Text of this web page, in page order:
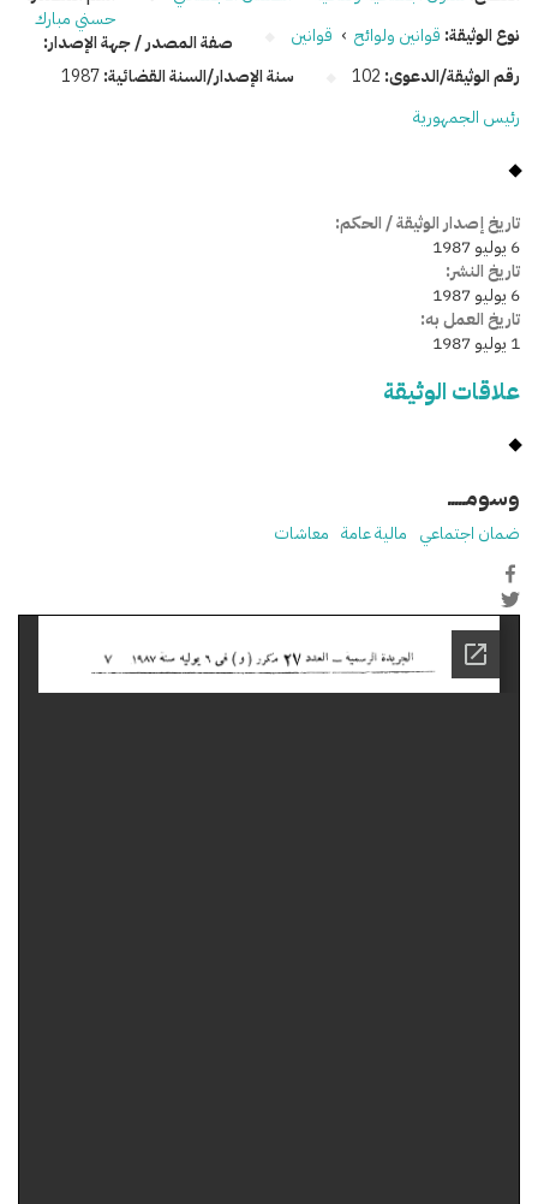
نوع الوثيقة: قوانين ولوائح › قوانين
رقم الوثيقة/الدعوى: 102 سنة الإصدار/السنة القضائية:1987
حسني مبارك
صفة المصدر / جهة الإصدار:
رئيس الجمهورية
تاريخ إصدار الوثيقة / الحكم:
6 يوليو 1987
تاريخ النشر:
6 يوليو 1987
تاريخ العمل به:
1 يوليو 1987
علاقات الوثيقة
وسومـــــ
ضمان اجتماعي مالية عامة معاشات